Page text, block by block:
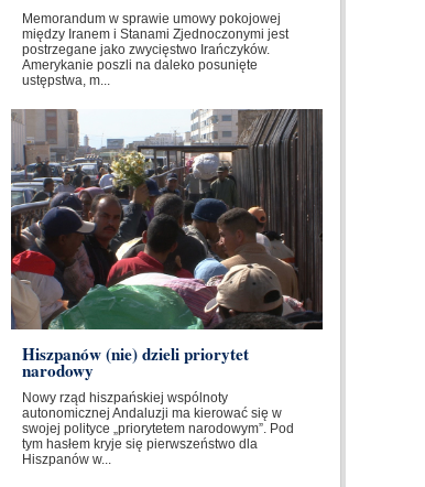
Memorandum w sprawie umowy pokojowej
między Iranem i Stanami Zjednoczonymi jest
postrzegane jako zwycięstwo Irańczyków.
Amerykanie poszli na daleko posunięte
ustępstwa, m...
Hiszpanów (nie) dzieli priorytet
narodowy
Nowy rząd hiszpańskiej wspólnoty
autonomicznej Andaluzji ma kierować się w
swojej polityce „priorytetem narodowym”. Pod
tym hasłem kryje się pierwszeństwo dla
Hiszpanów w...